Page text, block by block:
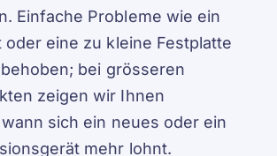
Einfache Probleme wie ein
oder eine zu kleine Festplatte
bei grösseren
zeigen wir Ihnen
sich ein neues oder ein
mehr lohnt.